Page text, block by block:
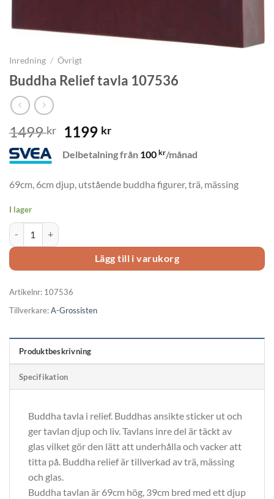
Inredning / Övrigt
Buddha Relief tavla 107536
1499kr
Det
priset
1499 kr.
1199 krDet
nuvarande
priset
1199 kr.
Delbetalning från 100 kr/månad
69cm, 6cm djup, utstående buddha figurer, trä, mässing
I lager
Buddha Relief tavla 107536 mängd
Lägg till i varukorg
Artikelnr: 107536
Tillverkare:A-Grossisten
Produktbeskrivning
Specifikation
Buddha tavla i relief. Buddhas ansikte sticker ut och
ger tavlan djup och liv. Tavlans inre del är täckt av
glas vilket gör den lätt att underhålla och vacker att
titta på. Buddha relief är tillverkad av trä, mässing
och glas.
Buddha tavlan är 69cm hög, 39cm bred med ett djup